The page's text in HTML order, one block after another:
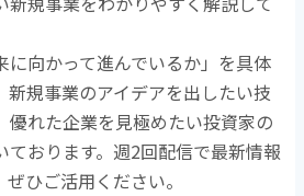
に向かって進んでいるか」を具体
新規事業のアイデアを出したい技
優れた企業を見極めたい投資家の
ております。週2回配信で最新情報
ひご活用ください。